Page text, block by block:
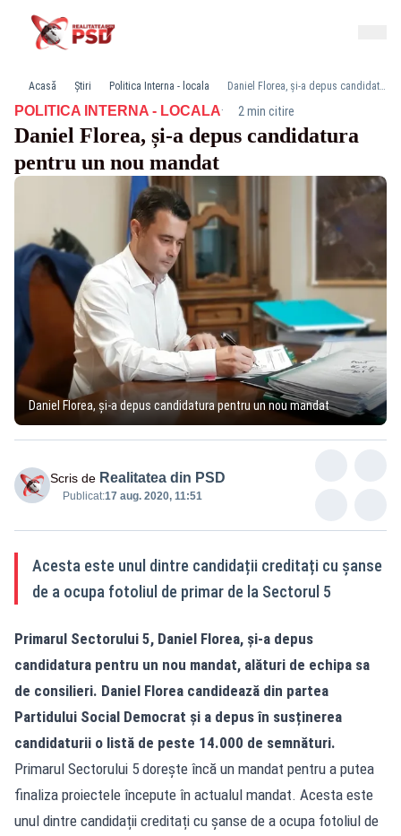
Acasă Știri Politica Interna - locala Daniel Florea, și-a depus candidatura pentru un nou mandat
POLITICA INTERNA - LOCALA· 2 min citire
Daniel Florea, și-a depus candidatura
pentru un nou mandat
Daniel Florea, și-a depus candidatura pentru un nou mandat
Scris de Realitatea din PSD
Publicat:17 aug. 2020, 11:51
Acesta este unul dintre candidații creditați cu șanse
de a ocupa fotoliul de primar de la Sectorul 5
Primarul Sectorului 5, Daniel Florea, și-a depus
candidatura pentru un nou mandat, alături de echipa sa
de consilieri. Daniel Florea candidează din partea
Partidului Social Democrat și a depus în susținerea
candidaturii o listă de peste 14.000 de semnături.
Primarul Sectorului 5 dorește încă un mandat pentru a putea
finaliza proiectele începute în actualul mandat. Acesta este
unul dintre candidații creditați cu șanse de a ocupa fotoliul de